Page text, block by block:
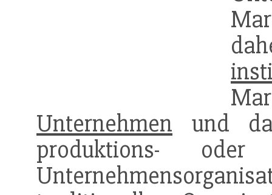
Unternehmen und
produktions- oder